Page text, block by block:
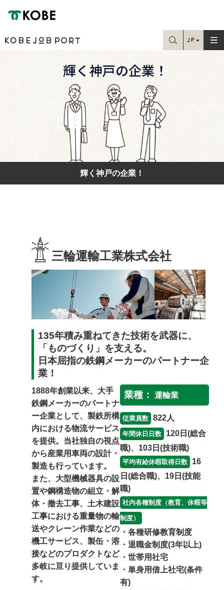
お探しの情報はこちらから検索できます
JP
Home
学生・就職課の方
求職中の方
女性の就業
高齢者の就業
輝く神戸の企業！
三輪運輸工業株式会社
135年積み重ねてきた技術を武器に、
「ものづくり」を支える。
日本屈指の鉄鋼メーカーのパートナー企
業！
1888年創業以来、大手
鉄鋼メーカーのパートナ
ー企業として、製鉄所構
内における物流サービス
を提供。当社独自の視点
から産業用車両の設計・
製造も行っています。
また、大型機械器具の設
置や鋼構造物の組立・解
体・撤去工事、土木建設
工事における重量物の輸
送やクレーン作業などの
機工サービス、製缶・溶
接などのプロダクトなど
多岐に亘り提供していま
す。
業種： 運輸業
従業員数 822人
年間休日日数
120日(総合
職)、103日(技術職)
平均有給休暇取得日数
16
日(総合職)、19日(技能
職)
社内各種制度（教育、休暇等
制度）
・各種研修教育制度
・退職金制度(3年以上)
・世帯用社宅
・単身用借上社宅(条件
有)